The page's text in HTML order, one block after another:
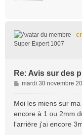
Super Expert 1007
Re: Avis sur des
M
e
s
a
g
mardi 30 novembre
Moi les miens sur
encore à 1 ou 2mm
l'arrière j'ai encore